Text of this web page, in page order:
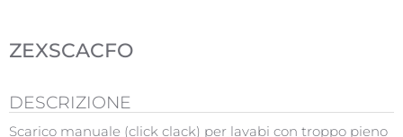
ZEXSCACFO
DESCRIZIONE
Scarico manuale (click clack) per lavabi con troppo pieno